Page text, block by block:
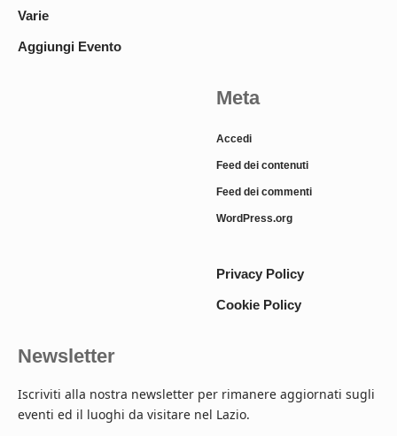
Varie
Aggiungi Evento
Meta
Accedi
Feed dei contenuti
Feed dei commenti
WordPress.org
Privacy Policy
Cookie Policy
Newsletter
Iscriviti alla nostra newsletter per rimanere aggiornati sugli
eventi ed il luoghi da visitare nel Lazio.